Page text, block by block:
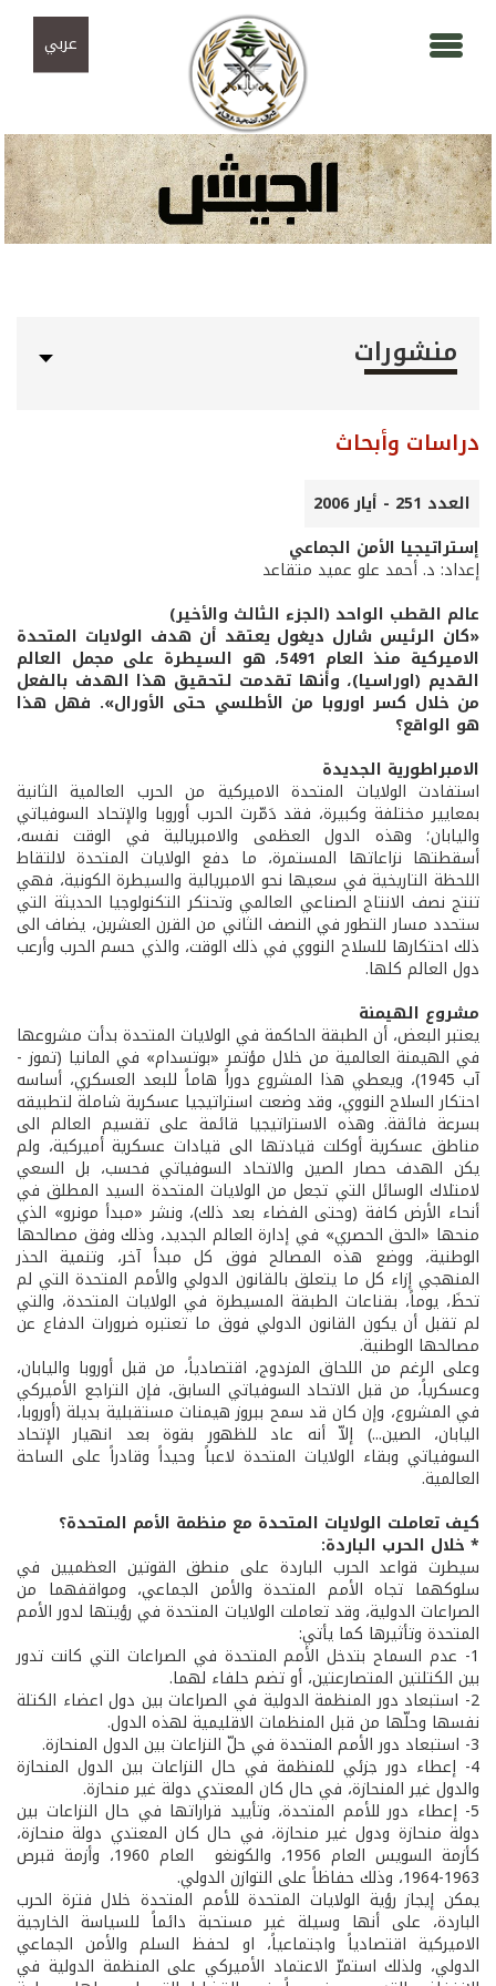
عربي
منشورات
دراسات وأبحاث
العدد 251 - أيار 2006
إستراتيجيا الأمن الجماعي
إعداد: د. أحمد علو عميد متقاعد
عالم القطب الواحد (الجزء الثالث والأخير)
«كان الرئيس شارل ديغول يعتقد أن هدف الولايات المتحدة
الاميركية منذ العام 5491، هو السيطرة على مجمل العالم
القديم (اوراسيا)، وأنها تقدمت لتحقيق هذا الهدف بالفعل
من خلال كسر اوروبا من الأطلسي حتى الأورال». فهل هذا
هو الواقع؟
الامبراطورية الجديدة
استفادت الولايات المتحدة الاميركية من الحرب العالمية الثانية
بمعايير مختلفة وكبيرة، فقد دَمّرت الحرب أوروبا والإتحاد السوفياتي
واليابان؛ وهذه الدول العظمى والامبريالية في الوقت نفسه،
أسقطتها نزاعاتها المستمرة، ما دفع الولايات المتحدة لالتقاط
اللحظة التاريخية في سعيها نحو الامبريالية والسيطرة الكونية، فهي
تنتج نصف الانتاج الصناعي العالمي وتحتكر التكنولوجيا الحديثة التي
ستحدد مسار التطور في النصف الثاني من القرن العشرين، يضاف الى
ذلك احتكارها للسلاح النووي في ذلك الوقت، والذي حسم الحرب وأرعب
دول العالم كلها.
مشروع الهيمنة
يعتبر البعض، أن الطبقة الحاكمة في الولايات المتحدة بدأت مشروعها
في الهيمنة العالمية من خلال مؤتمر «بوتسدام» في المانيا (تموز -
آب 1945)، ويعطي هذا المشروع دوراً هاماً للبعد العسكري، أساسه
احتكار السلاح النووي، وقد وضعت استراتيجيا عسكرية شاملة لتطبيقه
بسرعة فائقة. وهذه الاستراتيجيا قائمة على تقسيم العالم الى
مناطق عسكرية أوكلت قيادتها الى قيادات عسكرية أميركية، ولم
يكن الهدف حصار الصين والاتحاد السوفياتي فحسب، بل السعي
لامتلاك الوسائل التي تجعل من الولايات المتحدة السيد المطلق في
أنحاء الأرض كافة (وحتى الفضاء بعد ذلك)، ونشر «مبدأ مونرو» الذي
منحها «الحق الحصري» في إدارة العالم الجديد، وذلك وفق مصالحها
الوطنية، ووضع هذه المصالح فوق كل مبدأ آخر، وتنمية الحذر
المنهجي إزاء كل ما يتعلق بالقانون الدولي والأمم المتحدة التي لم
تحظَ، يوماً، بقناعات الطبقة المسيطرة في الولايات المتحدة، والتي
لم تقبل أن يكون القانون الدولي فوق ما تعتبره ضرورات الدفاع عن
مصالحها الوطنية.
وعلى الرغم من اللحاق المزدوج، اقتصادياً، من قبل أوروبا واليابان،
وعسكرياً، من قبل الاتحاد السوفياتي السابق، فإن التراجع الأميركي
في المشروع، وإن كان قد سمح ببروز هيمنات مستقبلية بديلة (أوروبا،
اليابان، الصين...) إلاّ أنه عاد للظهور بقوة بعد انهيار الإتحاد
السوفياتي وبقاء الولايات المتحدة لاعباً وحيداً وقادراً على الساحة
العالمية.
كيف تعاملت الولايات المتحدة مع منظمة الأمم المتحدة؟
* خلال الحرب الباردة:
سيطرت قواعد الحرب الباردة على منطق القوتين العظميين في
سلوكهما تجاه الأمم المتحدة والأمن الجماعي، ومواقفهما من
الصراعات الدولية، وقد تعاملت الولايات المتحدة في رؤيتها لدور الأمم
المتحدة وتأثيرها كما يأتي:
1- عدم السماح بتدخل الأمم المتحدة في الصراعات التي كانت تدور
بين الكتلتين المتصارعتين، أو تضم حلفاء لهما.
2- استبعاد دور المنظمة الدولية في الصراعات بين دول اعضاء الكتلة
نفسها وحلّها من قبل المنظمات الاقليمية لهذه الدول.
3- استبعاد دور الأمم المتحدة في حلّ النزاعات بين الدول المنحازة.
4- إعطاء دور جزئي للمنظمة في حال النزاعات بين الدول المنحازة
والدول غير المنحازة، في حال كان المعتدي دولة غير منحازة.
5- إعطاء دور للأمم المتحدة، وتأييد قراراتها في حال النزاعات بين
دولة منحازة ودول غير منحازة، في حال كان المعتدي دولة منحازة،
كأزمة السويس العام 1956، والكونغو العام 1960، وأزمة قبرص
1963-1964، وذلك حفاظاً على التوازن الدولي.
يمكن إيجاز رؤية الولايات المتحدة للأمم المتحدة خلال فترة الحرب
الباردة، على أنها وسيلة غير مستحبة دائماً للسياسة الخارجية
الاميركية اقتصادياً واجتماعياً، او لحفظ السلم والأمن الجماعي
الدولي، ولذلك استمرّ الاعتماد الأميركي على المنظمة الدولية في